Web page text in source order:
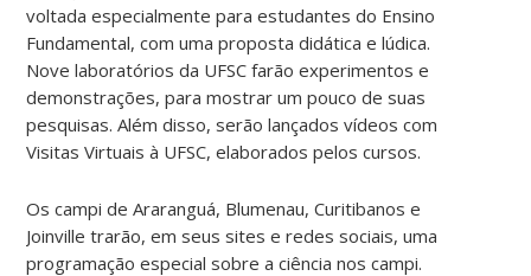
voltada especialmente para estudantes do Ensino
Fundamental, com uma proposta didática e lúdica.
Nove laboratórios da UFSC farão experimentos e
demonstrações, para mostrar um pouco de suas
pesquisas. Além disso, serão lançados vídeos com
Visitas Virtuais à UFSC, elaborados pelos cursos.
Os campi de Araranguá, Blumenau, Curitibanos e
Joinville trarão, em seus sites e redes sociais, uma
programação especial sobre a ciência nos campi.